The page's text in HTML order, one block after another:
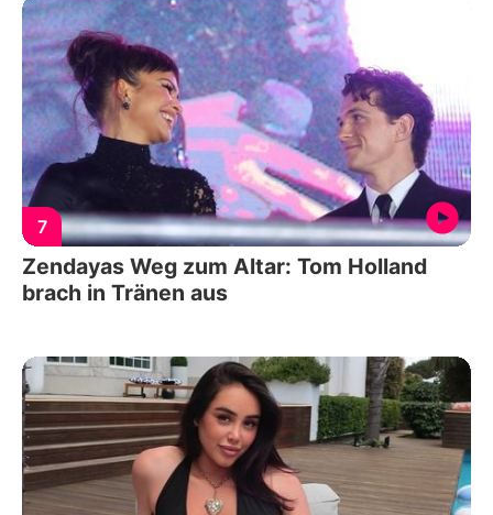
7
Zendayas Weg zum Altar: Tom Holland
brach in Tränen aus